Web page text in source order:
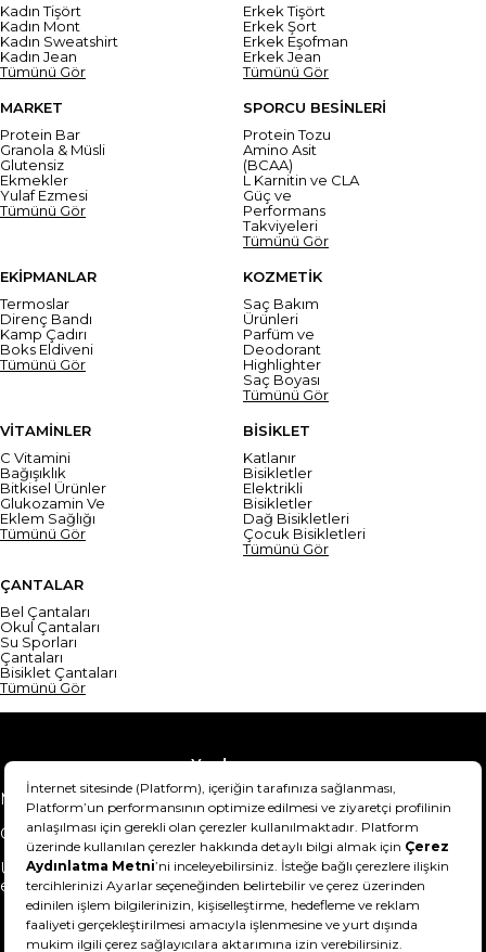
Kadın Tişört
Kadın Mont
Kadın Sweatshirt
Kadın Jean
Tümünü Gör
Erkek Tişört
Erkek Şort
Erkek Eşofman
Erkek Jean
Tümünü Gör
MARKET
Protein Bar
Granola & Müsli
Glutensiz
Ekmekler
Yulaf Ezmesi
Tümünü Gör
SPORCU BESİNLERİ
Protein Tozu
Amino Asit
(BCAA)
L Karnitin ve CLA
Güç ve
Performans
Takviyeleri
Tümünü Gör
EKİPMANLAR
Termoslar
Direnç Bandı
Kamp Çadırı
Boks Eldiveni
Tümünü Gör
KOZMETİK
Saç Bakım
Ürünleri
Parfüm ve
Deodorant
Highlighter
Saç Boyası
Tümünü Gör
VİTAMİNLER
C Vitamini
Bağışıklık
Bitkisel Ürünler
Glukozamin Ve
Eklem Sağlığı
Tümünü Gör
BİSİKLET
Katlanır
Bisikletler
Elektrikli
Bisikletler
Dağ Bisikletleri
Çocuk Bisikletleri
Tümünü Gör
ÇANTALAR
Bel Çantaları
Okul Çantaları
Su Sporları
Çantaları
Bisiklet Çantaları
Tümünü Gör
Yardım
Mesafeli Satış Sözleşmesi
Teslimat Bilgisi
Gizlilik Sözleşmesi
Şartlar & Koşullar
Ürünümü nasıl iade
edebilirim?
Hakkımızda